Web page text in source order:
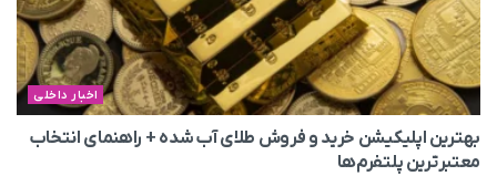
اخبار داخلی
بهترین اپلیکیشن خرید و فروش طلای آب شده + راهنمای انتخاب
معتبرترین پلتفرم‌ها